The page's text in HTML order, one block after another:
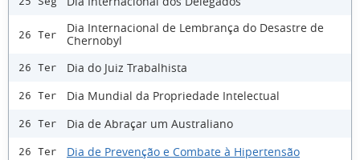
26 Ter
Dia Internacional de Lembrança do Desastre de
Chernobyl
26 Ter Dia do Juiz Trabalhista
26 Ter Dia Mundial da Propriedade Intelectual
26 Ter Dia de Abraçar um Australiano
26 Ter Dia de Prevenção e Combate à Hipertensão